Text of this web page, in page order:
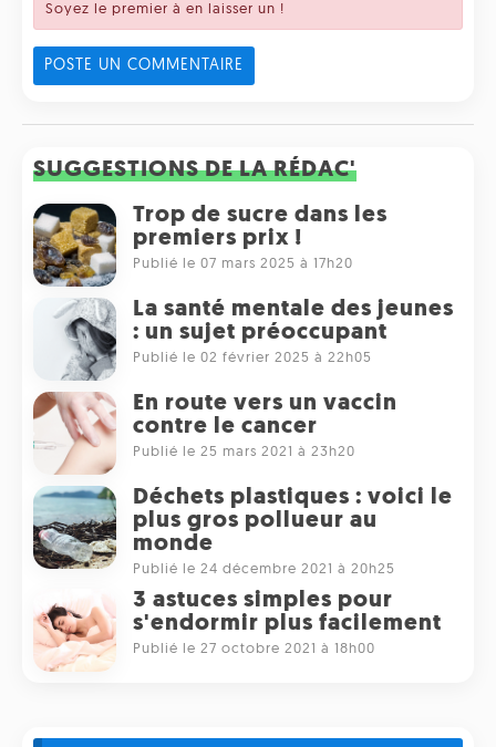
Soyez le premier à en laisser un !
POSTE UN COMMENTAIRE
SUGGESTIONS DE LA RÉDAC'
Trop de sucre dans les
premiers prix !
Publié le 07 mars 2025 à 17h20
La santé mentale des jeunes
: un sujet préoccupant
Publié le 02 février 2025 à 22h05
En route vers un vaccin
contre le cancer
Publié le 25 mars 2021 à 23h20
Déchets plastiques : voici le
plus gros pollueur au
monde
Publié le 24 décembre 2021 à 20h25
3 astuces simples pour
s'endormir plus facilement
Publié le 27 octobre 2021 à 18h00